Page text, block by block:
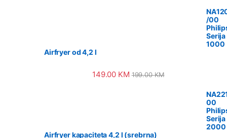
/00
Serija
1000
Airfryer od 4,2 l
149.00 KM 199.00KM
00
Serija
2000
Airfryer kapaciteta 4,2 l (srebrna)